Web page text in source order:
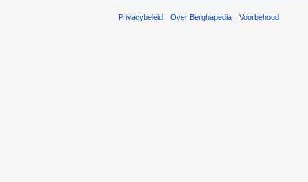
Privacybeleid Over Berghapedia Voorbehoud